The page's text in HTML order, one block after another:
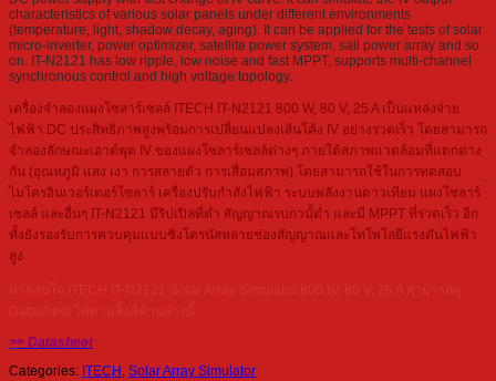
characteristics of various solar panels under different environments
(temperature, light, shadow decay, aging). It can be applied for the tests of solar
micro-inverter, power optimizer, satellite power system, sail power array and so
on. IT-N2121 has low ripple, low noise and fast MPPT, supports multi-channel
synchronous control and high voltage topology.
เครื่องจำลองแผงโซลาร์เซลล์ ITECH IT-N2121 800 W, 80 V, 25 A เป็นแหล่งจ่าย
ไฟฟ้า DC ประสิทธิภาพสูงพร้อมการเปลี่ยนแปลงเส้นโค้ง IV อย่างรวดเร็ว โดยสามารถ
จำลองลักษณะเอาต์พุต IV ของแผงโซลาร์เซลล์ต่างๆ ภายใต้สภาพแวดล้อมที่แตกต่าง
กัน (อุณหภูมิ แสง เงา การสลายตัว การเสื่อมสภาพ) โดยสามารถใช้ในการทดสอบ
ไมโครอินเวอร์เตอร์โซลาร์ เครื่องปรับกำลังไฟฟ้า ระบบพลังงานดาวเทียม แผงโซลาร์
เซลล์ และอื่นๆ IT-N2121 มีริปเปิลที่ต่ำ สัญญาณรบกวนั้ต่ำ และมี MPPT ที่รวดเร็ว อีก
ทั้งยังรองรับการควบคุมแบบซิงโครนัสหลายช่องสัญญาณและโทโพโลยีแรงดันไฟฟ้า
สูง
>> Datasheet
Categories: ITECH , Solar Array Simulator